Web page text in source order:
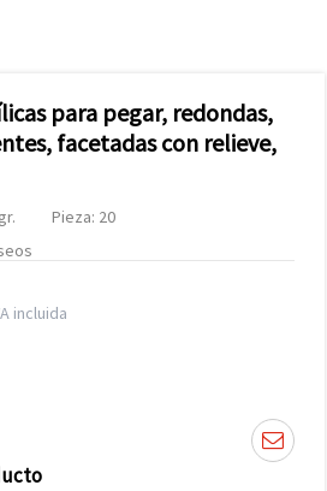
para pegar, redondas,
facetadas con relieve,
Pieza: 20
incluida